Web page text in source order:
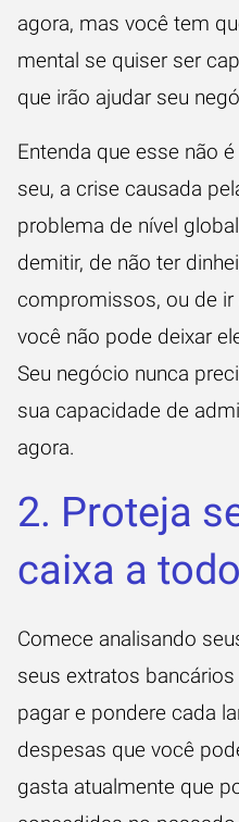
agora, mas você tem
mental se quiser ser
que irão ajudar seu
Entenda que esse não
seu, a crise causada
problema de nível
demitir, de não ter
compromissos, ou de ir
você não pode deixar
Seu negócio nunca
sua capacidade de
agora.
2. Proteja
caixa a
Comece analisando
seus extratos
pagar e pondere cada
despesas que você
gasta atualmente que